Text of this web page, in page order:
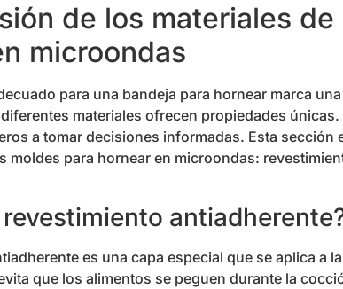
de los materiales
microondas
para una bandeja para hornear marca
materiales ofrecen propiedades
a tomar decisiones informadas. Esta sección
moldes para hornear en microondas:
revestimiento
es una capa especial que se aplica a
que los alimentos se peguen durante la